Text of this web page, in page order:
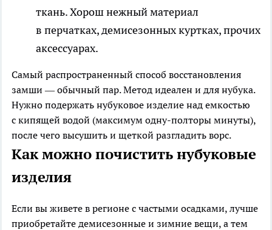
ткань. Хорош нежный материал
в перчатках, демисезонных куртках, прочих
аксессуарах.
Самый распространенный способ восстановления
замши — обычный пар. Метод идеален и для нубука.
Нужно подержать нубуковое изделие над емкостью
с кипящей водой (максимум одну-полторы минуты),
после чего высушить и щеткой разгладить ворс.
Как можно почистить нубуковые
изделия
Если вы живете в регионе с частыми осадками, лучше
приобретайте демисезонные и зимние вещи, а тем